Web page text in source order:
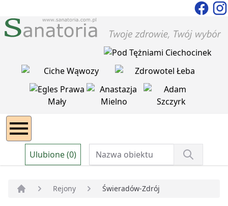
Ulubione (0)
Rejony Świeradów-Zdrój